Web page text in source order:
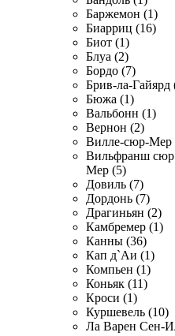
Баржемон (1)
Биарриц (16)
Биот (1)
Блуа (2)
Бордо (7)
Брив-ла-Гайярд
Бюжа (1)
Вальбонн (1)
Вернон (2)
Вилле-сюр-Мер
Вильфранш сюр
Мер (5)
Довиль (7)
Дордонь (7)
Драгиньян (2)
Камбремер (1)
Канны (36)
Кап д`Аи (1)
Компьен (1)
Коньяк (11)
Кроси (1)
Куршевель (10)
Ла Варен Сен-